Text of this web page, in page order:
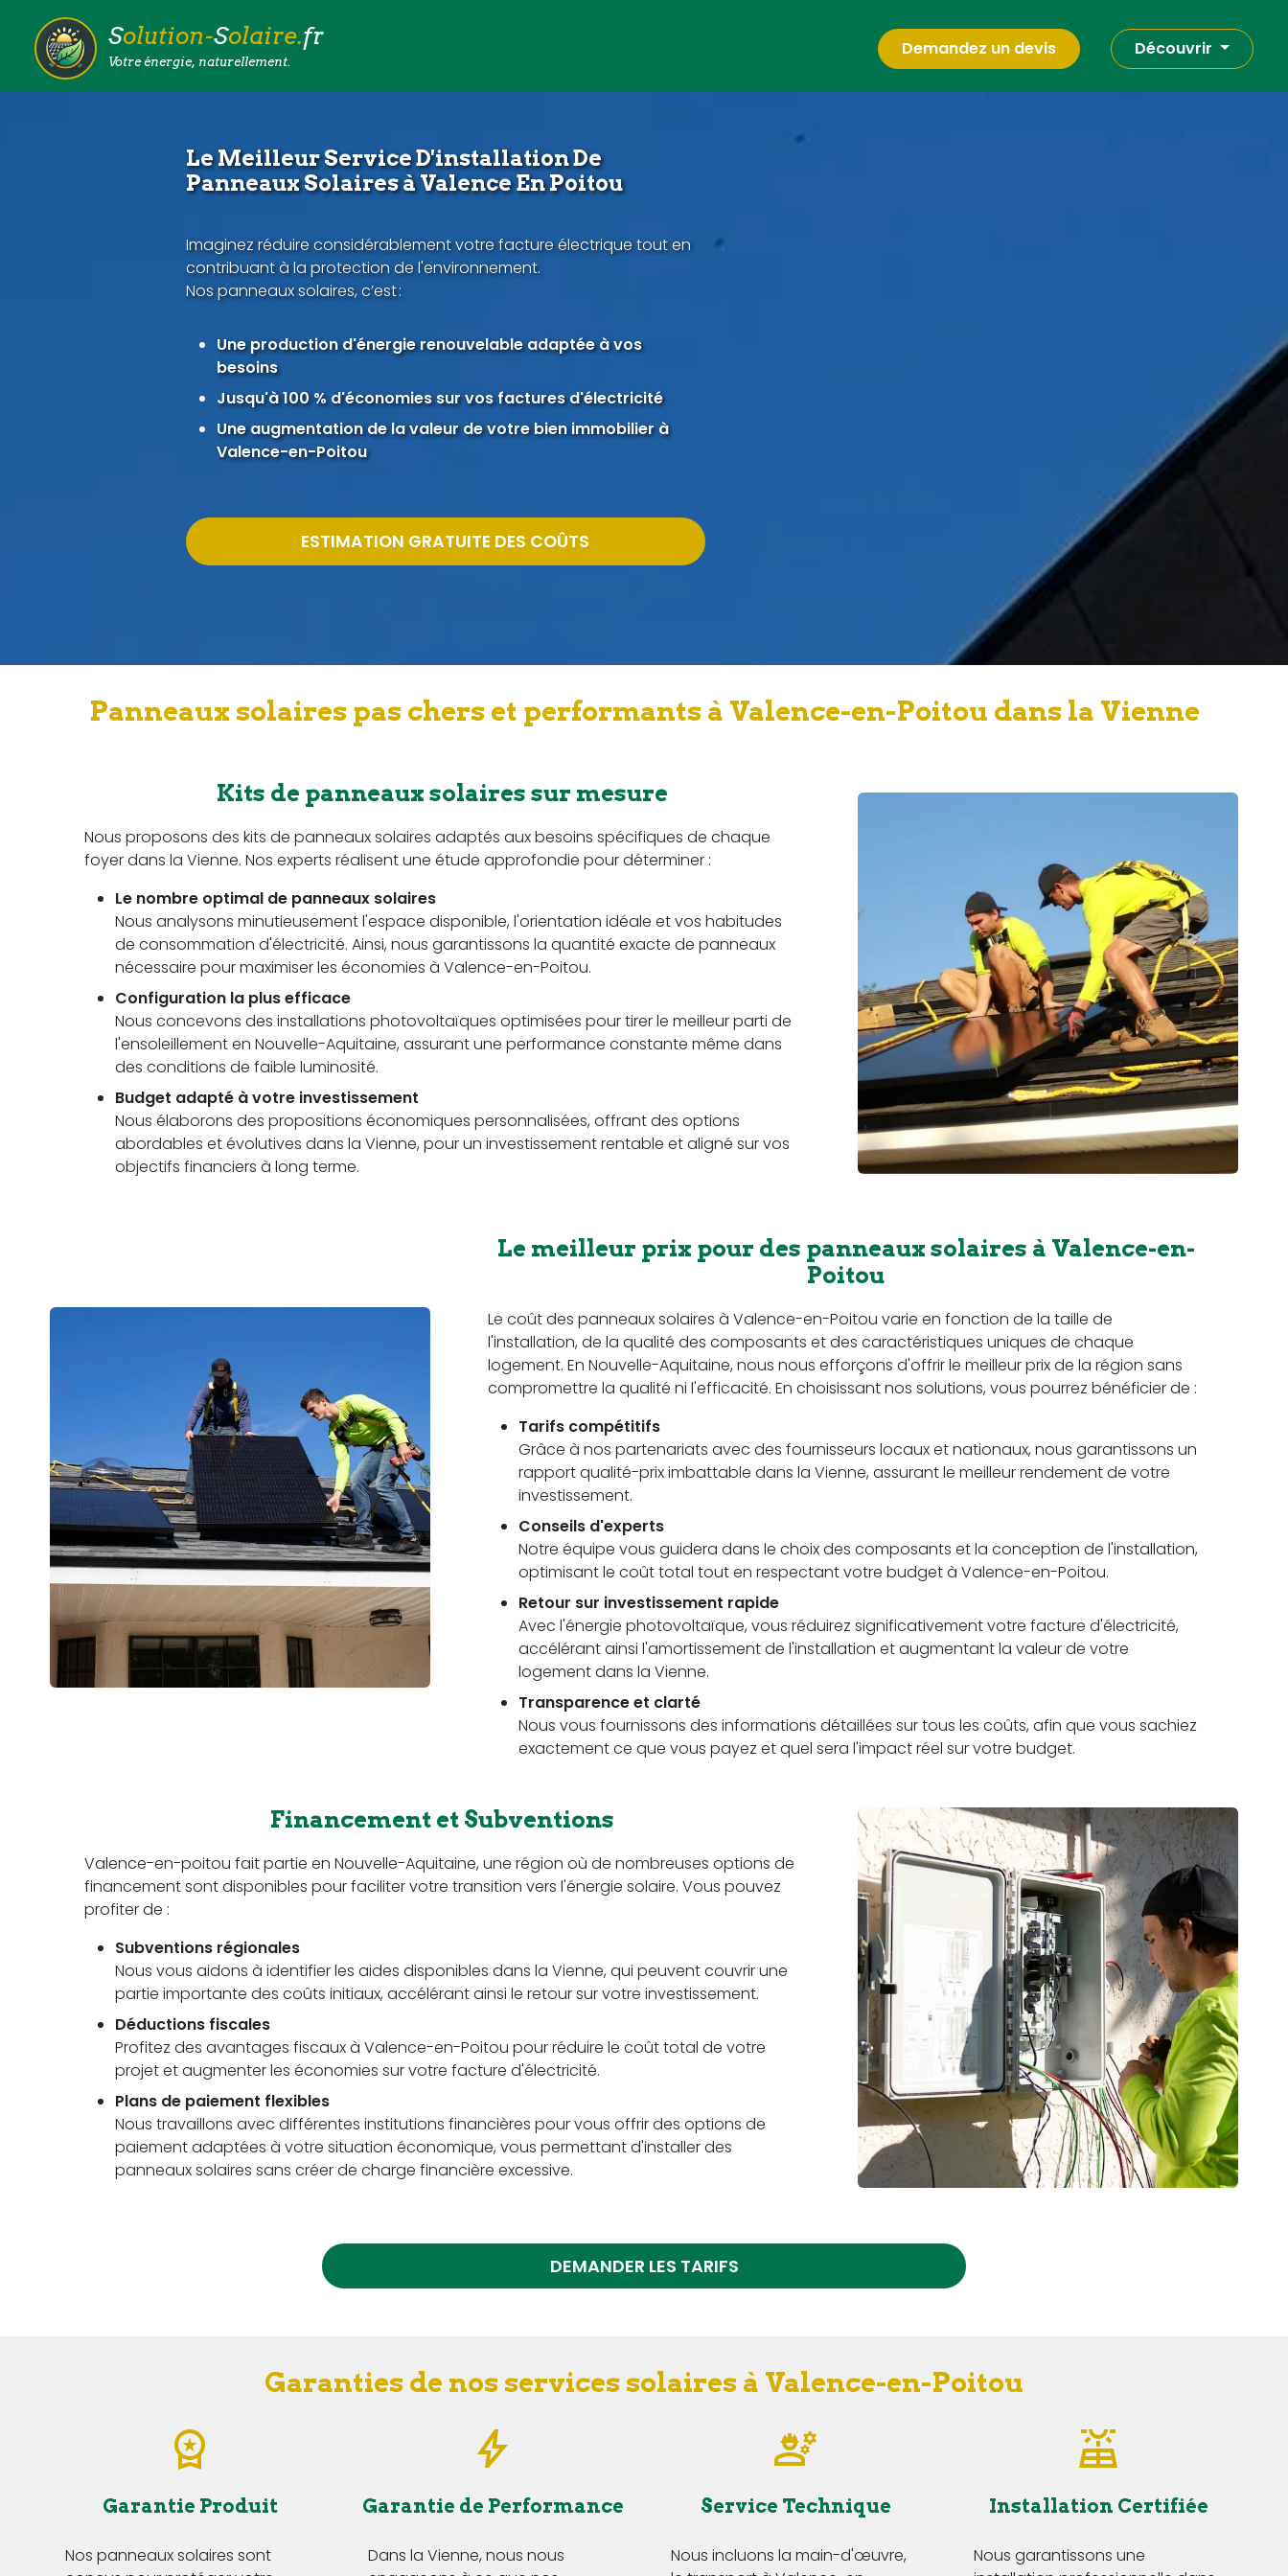
Solution-Solaire.fr
Votre énergie, naturellement.
Demandez un devis Découvrir
Le Meilleur Service D'installation De
Panneaux Solaires à Valence En Poitou
Imaginez réduire considérablement votre facture électrique tout en
contribuant à la protection de l'environnement.
Nos panneaux solaires, c’est :
Une production d'énergie renouvelable adaptée à vos
besoins
Jusqu'à 100 % d'économies sur vos factures d'électricité
Une augmentation de la valeur de votre bien immobilier à
Valence-en-Poitou
ESTIMATION GRATUITE DES COÛTS
Panneaux solaires pas chers et performants à Valence-en-Poitou dans la Vienne
Kits de panneaux solaires sur mesure
Nous proposons des kits de panneaux solaires adaptés aux besoins spécifiques de chaque
foyer dans la Vienne. Nos experts réalisent une étude approfondie pour déterminer :
Le nombre optimal de panneaux solaires
Nous analysons minutieusement l'espace disponible, l'orientation idéale et vos habitudes
de consommation d'électricité. Ainsi, nous garantissons la quantité exacte de panneaux
nécessaire pour maximiser les économies à Valence-en-Poitou.
Configuration la plus efficace
Nous concevons des installations photovoltaïques optimisées pour tirer le meilleur parti de
l'ensoleillement en Nouvelle-Aquitaine, assurant une performance constante même dans
des conditions de faible luminosité.
Budget adapté à votre investissement
Nous élaborons des propositions économiques personnalisées, offrant des options
abordables et évolutives dans la Vienne, pour un investissement rentable et aligné sur vos
objectifs financiers à long terme.
Le meilleur prix pour des panneaux solaires à Valence-en-
Poitou
Le coût des panneaux solaires à Valence-en-Poitou varie en fonction de la taille de
l'installation, de la qualité des composants et des caractéristiques uniques de chaque
logement. En Nouvelle-Aquitaine, nous nous efforçons d'offrir le meilleur prix de la région sans
compromettre la qualité ni l'efficacité. En choisissant nos solutions, vous pourrez bénéficier de :
Tarifs compétitifs
Grâce à nos partenariats avec des fournisseurs locaux et nationaux, nous garantissons un
rapport qualité-prix imbattable dans la Vienne, assurant le meilleur rendement de votre
investissement.
Conseils d'experts
Notre équipe vous guidera dans le choix des composants et la conception de l'installation,
optimisant le coût total tout en respectant votre budget à Valence-en-Poitou.
Retour sur investissement rapide
Avec l'énergie photovoltaïque, vous réduirez significativement votre facture d'électricité,
accélérant ainsi l'amortissement de l'installation et augmentant la valeur de votre
logement dans la Vienne.
Transparence et clarté
Nous vous fournissons des informations détaillées sur tous les coûts, afin que vous sachiez
exactement ce que vous payez et quel sera l'impact réel sur votre budget.
Financement et Subventions
Valence-en-poitou fait partie en Nouvelle-Aquitaine, une région où de nombreuses options de
financement sont disponibles pour faciliter votre transition vers l'énergie solaire. Vous pouvez
profiter de :
Subventions régionales
Nous vous aidons à identifier les aides disponibles dans la Vienne, qui peuvent couvrir une
partie importante des coûts initiaux, accélérant ainsi le retour sur votre investissement.
Déductions fiscales
Profitez des avantages fiscaux à Valence-en-Poitou pour réduire le coût total de votre
projet et augmenter les économies sur votre facture d'électricité.
Plans de paiement flexibles
Nous travaillons avec différentes institutions financières pour vous offrir des options de
paiement adaptées à votre situation économique, vous permettant d'installer des
panneaux solaires sans créer de charge financière excessive.
DEMANDER LES TARIFS
Garanties de nos services solaires à Valence-en-Poitou
Garantie Produit
Nos panneaux solaires sont
Garantie de Performance
Dans la Vienne, nous nous
Service Technique
Nous incluons la main-d'œuvre,
Installation Certifiée
Nous garantissons une